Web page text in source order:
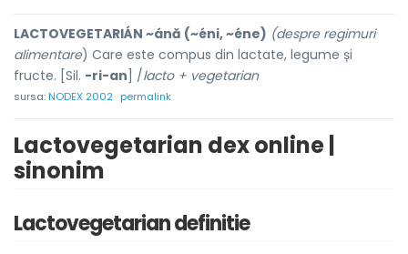
LACTOVEGETARIÁN ~ánă (~éni, ~éne) (despre regimuri
alimentare) Care este compus din lactate, legume și
fructe. [Sil. -ri-an ] /lacto + vegetarian
sursa:NODEX 2002 permalink
Lactovegetarian dex online |
sinonim
Lactovegetarian definitie